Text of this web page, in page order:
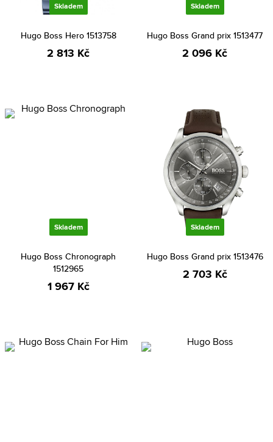
Skladem
Hugo Boss Hero 1513758
2 813 Kč
Skladem
Hugo Boss Grand prix 1513477
2 096 Kč
Skladem
Hugo Boss Chronograph
1512965
1 967 Kč
Skladem
Hugo Boss Grand prix 1513476
2 703 Kč